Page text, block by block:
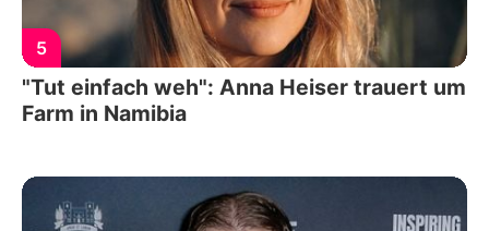
5
"Tut einfach weh": Anna Heiser trauert um
Farm in Namibia